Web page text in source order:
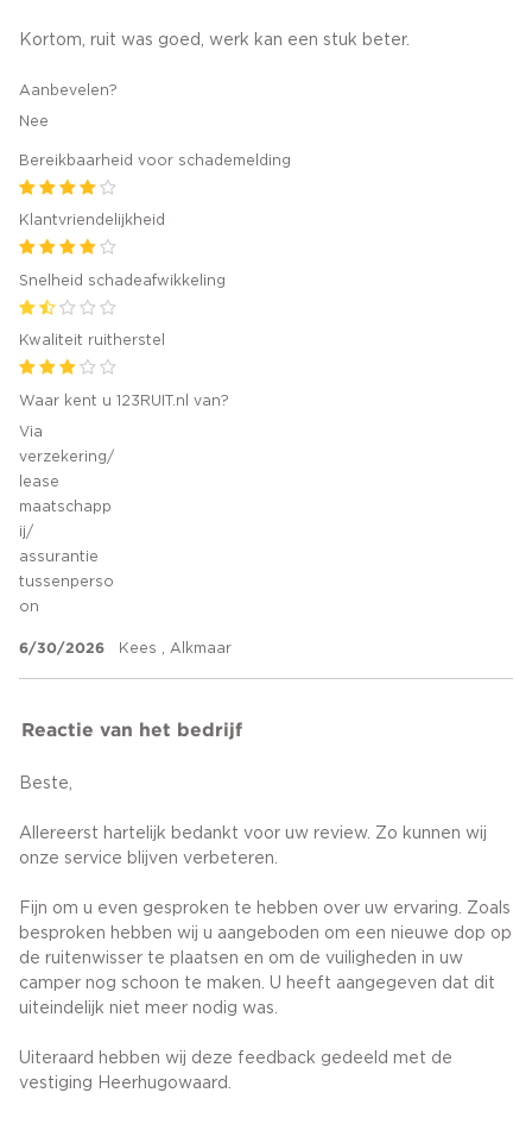
Kortom, ruit was goed, werk kan een stuk beter.
Aanbevelen?
Nee
Bereikbaarheid voor schademelding
Klantvriendelijkheid
Snelheid schadeafwikkeling
Kwaliteit ruitherstel
Waar kent u 123RUIT.nl van?
Via
verzekering/
lease
maatschapp
ij/
assurantie
tussenperso
on
6/30/2026 Kees , Alkmaar
Reactie van het bedrijf
Beste,
Allereerst hartelijk bedankt voor uw review. Zo kunnen wij
onze service blijven verbeteren.
Fijn om u even gesproken te hebben over uw ervaring. Zoals
besproken hebben wij u aangeboden om een nieuwe dop op
de ruitenwisser te plaatsen en om de vuiligheden in uw
camper nog schoon te maken. U heeft aangegeven dat dit
uiteindelijk niet meer nodig was.
Uiteraard hebben wij deze feedback gedeeld met de
vestiging Heerhugowaard.